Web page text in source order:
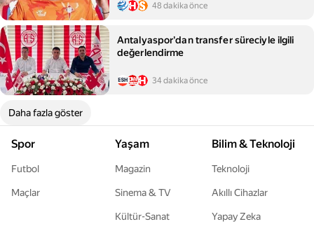
48 dakika önce
Antalyaspor'dan transfer süreciyle ilgili
değerlendirme
34 dakika önce
Daha fazla göster
Spor
Futbol
Maçlar
Yaşam
Magazin
Sinema & TV
Kültür-Sanat
Bilim & Teknoloji
Teknoloji
Akıllı Cihazlar
Yapay Zeka